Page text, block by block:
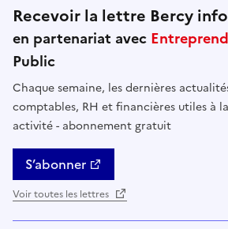
Recevoir la lettre Bercy
en partenariat avec
Public
Chaque semaine, les dernières
comptables, RH et financières utiles à
activité - abonnement gratuit
S’abonner
Voir toutes les lettres